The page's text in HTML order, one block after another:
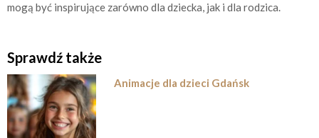
mogą być inspirujące zarówno dla dziecka, jak i dla rodzica.
Sprawdź także
Animacje dla dzieci Gdańsk